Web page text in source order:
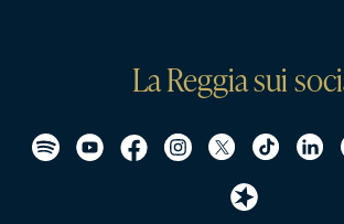
La Reggia sui